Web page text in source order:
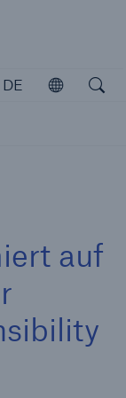
DE
Öffnen
auf